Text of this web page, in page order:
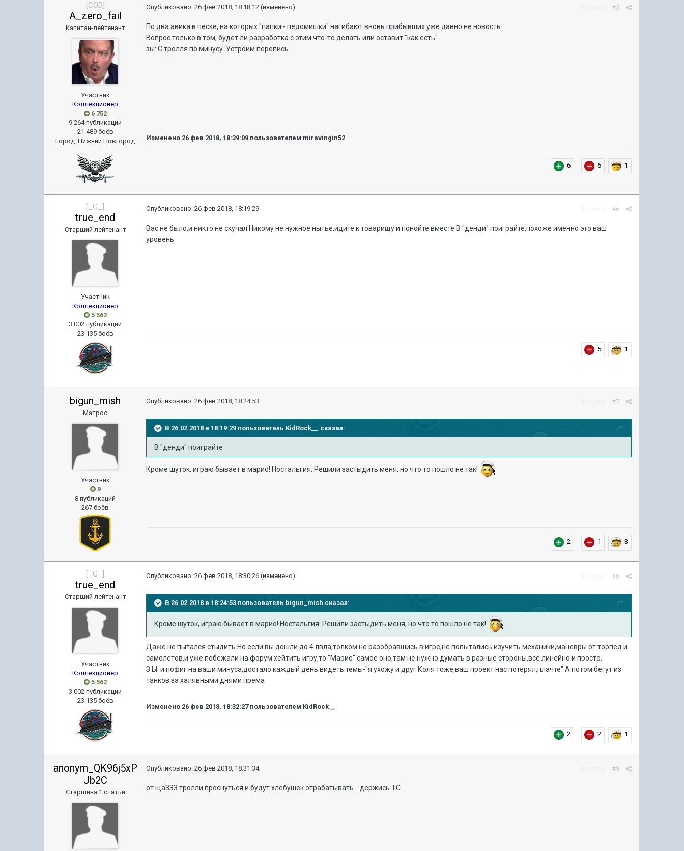
[COD]
A_zero_fail
Капитан-лейтенант
Участник
Коллекционер
6 752
9 264 публикации
21 489 боёв
Город:Нижний Новгород
#5
Опубликовано:26 фев 2018, 18:18:12 (изменено)
По два авика в песке, на которых "папки - педомишки" нагибают вновь прибывших уже давно не новость.
Вопрос только в том, будет ли разработка с этим что-то делать или оставит "как есть".
зы: С тролля по минусу. Устроим перепись.
Изменено 26 фев 2018, 18:39:09 пользователем miravingin52
6 6 1
[_G_]
true_end
Старший лейтенант
Участник
Коллекционер
5 562
3 002 публикации
23 135 боёв
#6
Опубликовано:26 фев 2018, 18:19:29
Вас не было,и никто не скучал.Никому не нужное нытье,идите к товарищу и понойте вместе.В "денди" поиграйте,похоже именно это ваш
уровень.
5 1
bigun_mish
Матрос
Участник
9
8 публикаций
267 боёв
#7
Опубликовано:26 фев 2018, 18:24:53
В 26.02.2018 в 18:19:29 пользователь KidRock__ сказал:
В "денди" поиграйте
Кроме шуток, играю бывает в марио! Ностальгия. Решили застыдить меня, но что то пошло не так!
2 1 3
[_G_]
true_end
Старший лейтенант
Участник
Коллекционер
5 562
3 002 публикации
23 135 боёв
#8
Опубликовано:26 фев 2018, 18:30:26 (изменено)
В 26.02.2018 в 18:24:53 пользователь bigun_mish сказал:
Кроме шуток, играю бывает в марио! Ностальгия. Решили застыдить меня, но что то пошло не так!
Даже не пытался стыдить.Но если вы дошли до 4 лвла,толком не разобравшись в игре,не попытались изучить механики,маневры от торпед и
самолетов,и уже побежали на форум хейтить игру,то "Марио" самое оно,там не нужно думать в разные стороны,все линейно и просто.
З.Ы. и пофиг на ваши минуса,достало каждый день видеть темы-"я ухожу и друг Коля тоже,ваш проект нас потерял,плачте".А потом бегут из
танков за халявными днями према
Изменено 26 фев 2018, 18:32:27пользователем KidRock__
2 2 1
anonym_QK96j5xP
Jb2C
Старшина 1 статьи
#9
Опубликовано:26 фев 2018, 18:31:34
от щаЗЗЗ тролли проснуться и будут хлебушек отрабатывать....держись ТС...